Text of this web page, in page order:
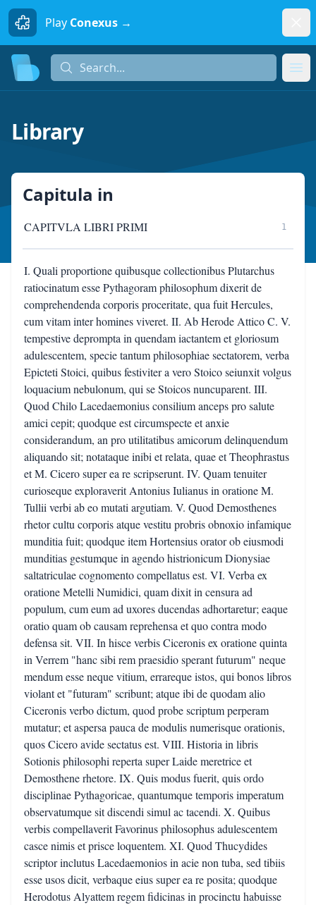
Play Conexus →
Search...
Library
Capitula in
CAPITVLA LIBRI PRIMI 1
I. Quali proportione quibusque collectionibus Plutarchus
ratiocinatum esse Pythagoram philosophum dixerit de
comprehendenda corporis proceritate, qua fuit Hercules,
cum vitam inter homines viveret. II. Ab Herode Attico C. V.
tempestive deprompta in quendam iactantem et gloriosum
adulescentem, specie tantum philosophiae sectatorem, verba
Epicteti Stoici, quibus festiviter a vero Stoico seiunxit volgus
loquacium nebulonum, qui se Stoicos nuncuparent. III.
Quod Chilo Lacedaemonius consilium anceps pro salute
amici cepit; quodque est circumspecte et anxie
considerandum, an pro utilitatibus amicorum delinquendum
aliquando sit; notataque inibi et relata, quae et Theophrastus
et M. Cicero super ea re scripserunt. IV. Quam tenuiter
curioseque exploraverit Antonius Iulianus in oratione M.
Tullii verbi ab eo mutati argutiam. V. Quod Demosthenes
rhetor cultu corporis atque vestitu probris obnoxio infamique
munditia fuit; quodque item Hortensius orator ob eiusmodi
munditias gestumque in agendo histrionicum Dionysiae
saltatriculae cognomento compellatus est. VI. Verba ex
oratione Metelli Numidici, quam dixit in censura ad
populum, cum eum ad uxores ducendas adhortaretur; eaque
oratio quam ob causam reprehensa et quo contra modo
defensa sit. VII. In hisce verbis Ciceronis ex oratione quinta
in Verrem "hanc sibi rem praesidio sperant futurum" neque
mendum esse neque vitium, errareque istos, qui bonos libros
violant et "futuram" scribunt; atque ibi de quodam alio
Ciceronis verbo dictum, quod probe scriptum perperam
mutatur; et aspersa pauca de modulis numerisque orationis,
quos Cicero avide sectatus est. VIII. Historia in libris
Sotionis philosophi reperta super Laide meretrice et
Demosthene rhetore. IX. Quis modus fuerit, quis ordo
disciplinae Pythagoricae, quantumque temporis imperatum
observatumque sit discendi simul ac tacendi. X. Quibus
verbis compellaverit Favorinus philosophus adulescentem
casce nimis et prisce loquentem. XI. Quod Thucydides
scriptor inclutus Lacedaemonios in acie non tuba, sed tibiis
esse usos dicit, verbaque eius super ea re posita; quodque
Herodotus Alyattem regem fidicinas in procinctu habuisse